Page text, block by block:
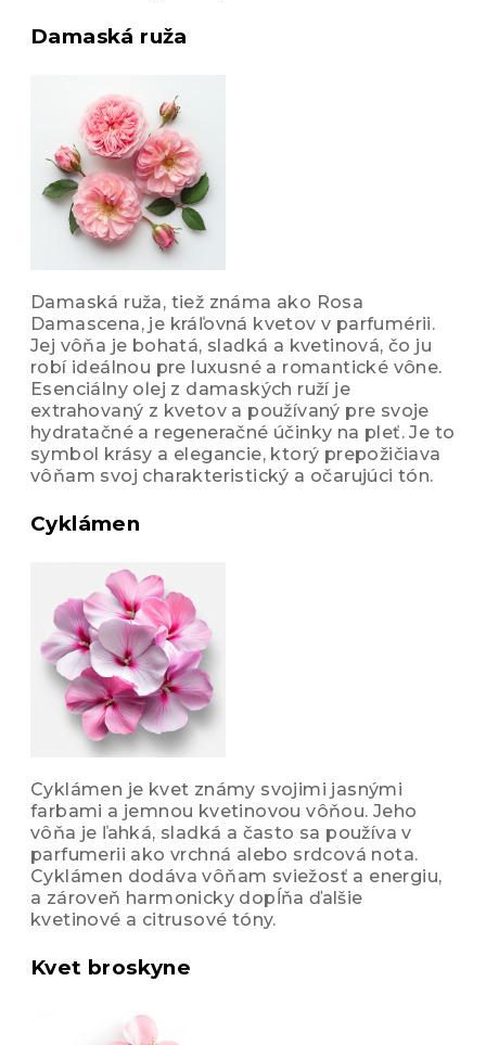
Damaská ruža
Damaská ruža, tiež známa ako Rosa
Damascena, je kráľovná kvetov v parfumérii.
Jej vôňa je bohatá, sladká a kvetinová, čo ju
robí ideálnou pre luxusné a romantické vône.
Esenciálny olej z damaských ruží je
extrahovaný z kvetov a používaný pre svoje
hydratačné a regeneračné účinky na pleť. Je to
symbol krásy a elegancie, ktorý prepožičiava
vôňam svoj charakteristický a očarujúci tón.
Cyklámen
Cyklámen je kvet známy svojimi jasnými
farbami a jemnou kvetinovou vôňou. Jeho
vôňa je ľahká, sladká a často sa používa v
parfumerii ako vrchná alebo srdcová nota.
Cyklámen dodáva vôňam sviežosť a energiu,
a zároveň harmonicky dopĺňa ďalšie
kvetinové a citrusové tóny.
Kvet broskyne